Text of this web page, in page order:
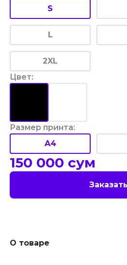
S
L
2XL
Цвет:
Размер принта:
A4
150 000 сум
Заказать
О товаре